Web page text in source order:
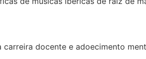
docente e adoecimento